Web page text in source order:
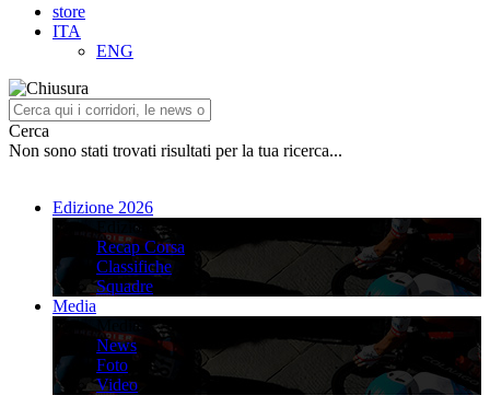
store
ITA
ENG
Cerca
Non sono stati trovati risultati per la tua ricerca...
Edizione 2026
Edizione 2026
Recap Corsa
Classifiche
Squadre
Media
Media
News
Foto
Video